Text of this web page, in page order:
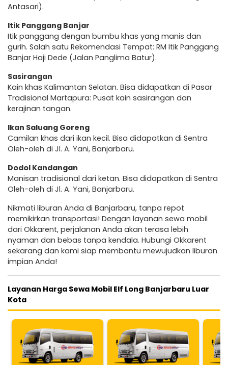
Antasari).
Itik Panggang Banjar
Itik panggang dengan bumbu khas yang manis dan
gurih. Salah satu Rekomendasi Tempat: RM Itik Panggang
Banjar Haji Dede (Jalan Panglima Batur).
Sasirangan
Kain khas Kalimantan Selatan. Bisa didapatkan di Pasar
Tradisional Martapura: Pusat kain sasirangan dan
kerajinan tangan.
Ikan Saluang Goreng
Camilan khas dari ikan kecil. Bisa didapatkan di Sentra
Oleh-oleh di Jl. A. Yani, Banjarbaru.
Dodol Kandangan
Manisan tradisional dari ketan. Bisa didapatkan di Sentra
Oleh-oleh di Jl. A. Yani, Banjarbaru.
Nikmati liburan Anda di Banjarbaru, tanpa repot
memikirkan transportasi! Dengan layanan sewa mobil
dari Okkarent, perjalanan Anda akan terasa lebih
nyaman dan bebas tanpa kendala. Hubungi Okkarent
sekarang dan kami siap membantu mewujudkan liburan
impian Anda!
Layanan Harga Sewa Mobil Elf Long Banjarbaru Luar
Kota